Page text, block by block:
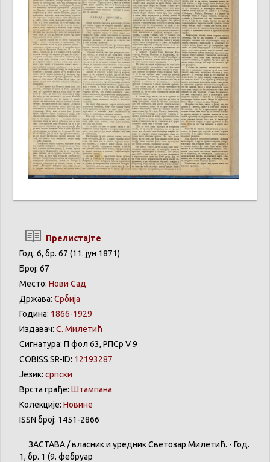
Прелистајте
Год. 6, бр. 67 (11. јун 1871)
Број: 67
Место: Нови Сад
Држава: Србија
Година: 1866-1929
Издавач: С. Милетић
Сигнатура: П фол 63, РПСр V 9
COBISS.SR-ID: 12193287
Језик: српски
Врста грађе: Штампана
Колекције: Новине
ISSN број: 1451-2866
ЗАСТАВА /власники уредникСветозар Милетић. - Год.
1, бр. 1 (9. фебруар